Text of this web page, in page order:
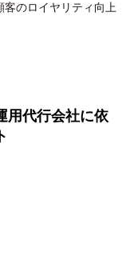
客のロイヤリティ向上
用代行会社に依